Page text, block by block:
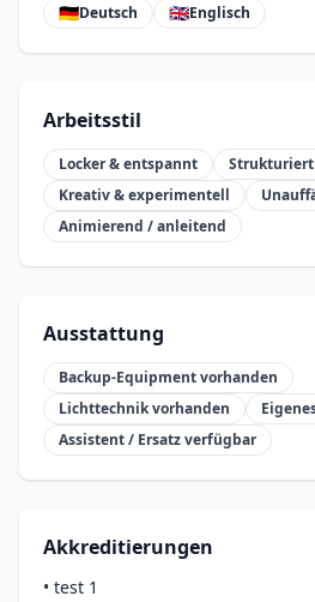
🇩🇪Deutsch 🇬🇧Englisch
Arbeitsstil
Locker & entspannt
Kreativ & experimentell
Animierend / anleitend
Ausstattung
Backup-Equipment vorhanden
Lichttechnik vorhanden
Assistent / Ersatz verfügbar
Akkreditierungen
• test 1